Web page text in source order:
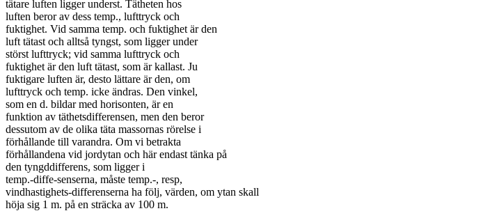
tätare luften ligger underst. Tätheten hos
luften beror av dess temp., lufttryck och
fuktighet. Vid samma temp. och fuktighet är den
luft tätast och alltså tyngst, som ligger under
störst lufttryck; vid samma lufttryck och
fuktighet är den luft tätast, som är kallast. Ju
fuktigare luften är, desto lättare är den, om
lufttryck och temp. icke ändras. Den vinkel,
som en d. bildar med horisonten, är en
funktion av täthetsdifferensen, men den beror
dessutom av de olika täta massornas rörelse i
förhållande till varandra. Om vi betrakta
förhållandena vid jordytan och här endast tänka på
den tyngddifferens, som ligger i
temp.-diffe-senserna, måste temp.-, resp,
vindhastighets-differenserna ha följ, värden, om ytan skall
höja sig 1 m. på en sträcka av 100 m.